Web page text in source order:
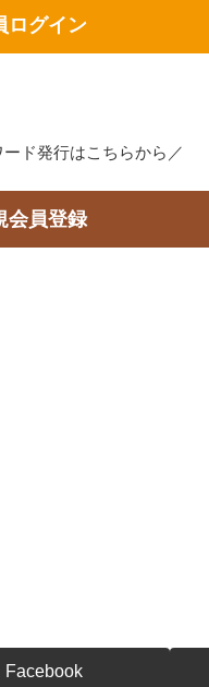
ログイン
ド発行はこちらから／
会員登録
Facebook